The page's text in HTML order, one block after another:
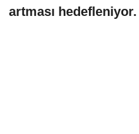
artması hedefleniyor.